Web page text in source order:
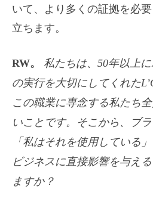
いて、より多くの証拠を必
立ちます。
RW。
私たちは、50年以上
の実行を大切にしてくれた
この職業に専念する私たち
いことです。そこから、ブ
「私はそれを使用している
ビジネスに直接影響を与え
ますか？